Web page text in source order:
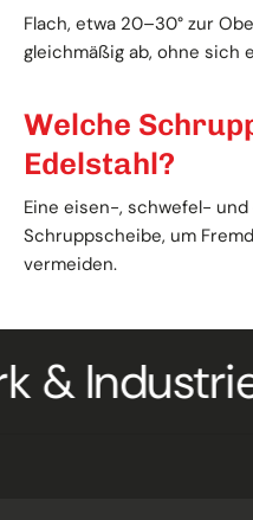
Flach, etwa 20–30° zur
gleichmäßig ab, ohne sich
Welche
Edelstahl?
Eine eisen-, schwefel-
Schruppscheibe, um
vermeiden.
Industrie